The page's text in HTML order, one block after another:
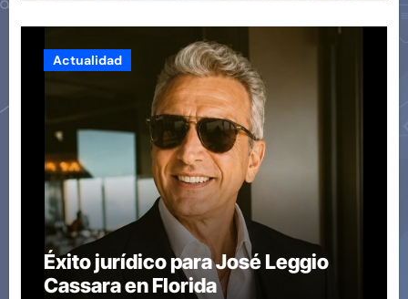
Actualidad
Éxito jurídico para José Leggio
Cassara en Florida